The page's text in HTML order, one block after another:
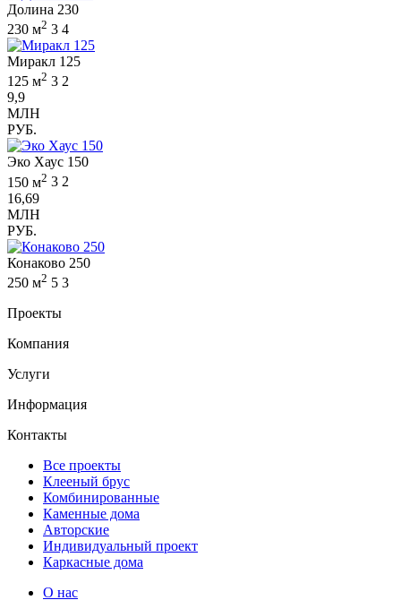
Долина 230
230 м2 3 4
Миракл 125
125 м2 3 2
9,9
МЛН
РУБ.
Эко Хаус 150
150 м2 3 2
16,69
МЛН
РУБ.
Конаково 250
250 м2 5 3
Проекты
Компания
Услуги
Информация
Контакты
Все проекты
Клееный брус
Комбинированные
Каменные дома
Авторские
Индивидуальный проект
Каркасные дома
О нас